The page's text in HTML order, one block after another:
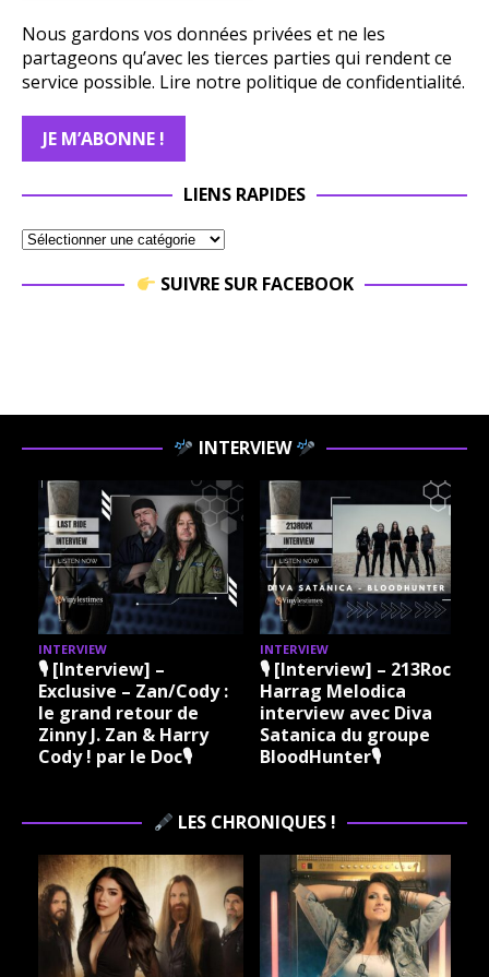
Nous gardons vos données privées et ne les
partageons qu’avec les tierces parties qui rendent ce
service possible. Lire notre politique de confidentialité.
LIENS RAPIDES
SUIVRE SUR FACEBOOK
INTERVIEW
INTERVIEW
🎙 [Interview] –
Exclusive – Zan/Cody :
le grand retour de
Zinny J. Zan & Harry
Cody ! par le Doc🎙
INTERVIEW
🎙 [Interview] – 213Rock
Harrag Melodica
interview avec Diva
Satanica du groupe
BloodHunter🎙
LES CHRONIQUES !